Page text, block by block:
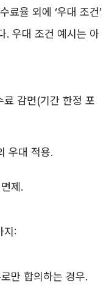
료율 외에 ‘우대 조건’
. 우대 조건 예시는 아
료 감면(기간 한정 포
우대 적용.
제.
지:
만 합의하는 경우.